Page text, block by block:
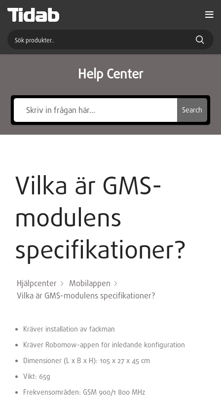
Help Center
Search
Vilka är GMS-
modulens
specifikationer?
Hjälpcenter
Mobilappen
Vilka är GMS-modulens specifikationer?
Kräver installation av fackman
Kräver Robomow-appen för inledande konfiguration
Dimensioner (L x B x H): 105 x 27 x 45 cm
Vikt: 65g
Frekvensområden: GSM 900/1 800 MHz